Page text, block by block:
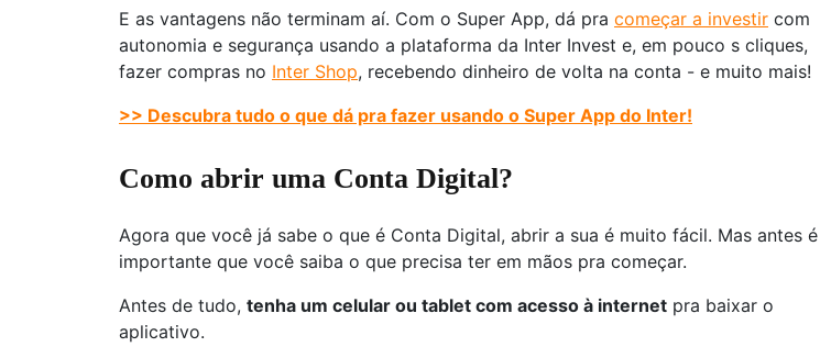
E as vantagens não terminam aí. Com o Super App, dá pra começar a investir com
autonomia e segurança usando a plataforma da Inter Invest e, em pouco s cliques,
fazer compras no Inter Shop, recebendo dinheiro de volta na conta - e muito mais!
>> Descubra tudo o que dá pra fazer usando o Super App do Inter!
Como abrir uma Conta Digital?
Agora que você já sabe o que é Conta Digital, abrir a sua é muito fácil. Mas antes é
importante que você saiba o que precisa ter em mãos pra começar.
Antes de tudo, tenha um celular ou tablet com acesso à internet pra baixar o
aplicativo.